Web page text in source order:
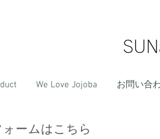
We Love Jojoba お問い合
ームはこちら